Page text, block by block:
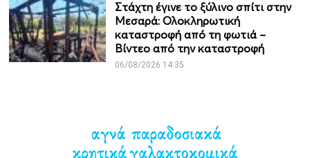
Στάχτη έγινε το ξύλινο σπίτι στην
Μεσαρά: Ολοκληρωτική
καταστροφή από τη φωτιά –
Βίντεο από την καταστροφή
06/08/2026 14:35